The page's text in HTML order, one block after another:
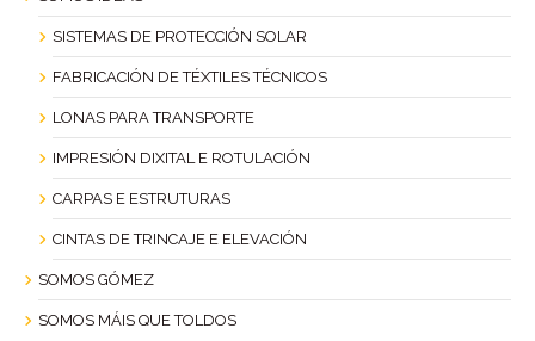
SISTEMAS DE PROTECCIÓN SOLAR
FABRICACIÓN DE TÉXTILES TÉCNICOS
LONAS PARA TRANSPORTE
IMPRESIÓN DIXITAL E ROTULACIÓN
CARPAS E ESTRUTURAS
CINTAS DE TRINCAJE E ELEVACIÓN
SOMOS GÓMEZ
SOMOS MÁIS QUE TOLDOS